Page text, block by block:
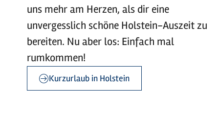
uns mehr am Herzen, als dir eine
unvergesslich schöne Holstein-Auszeit zu
bereiten. Nu aber los: Einfach mal
rumkommen!
Kurzurlaub in Holstein